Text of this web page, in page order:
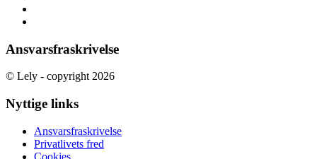
Ansvarsfraskrivelse
© Lely - copyright 2026
Nyttige links
Ansvarsfraskrivelse
Privatlivets fred
Cookies